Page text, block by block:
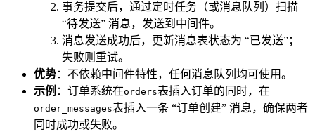
事务提交后，通过定时任务（或消息队列）扫描
“待发送” 消息，发送到中间件。
消息发送成功后，更新消息表状态为 “已发送”；
失败则重试。
优势：不依赖中间件特性，任何消息队列均可使用。
示例 ：订单系统在orders表插入订单的同时，在
order_messages表插入一条 “订单创建” 消息，确保两者
同时成功或失败。